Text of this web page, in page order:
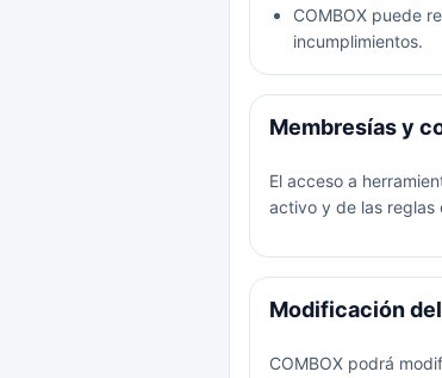
COMBOX puede
incumplimientos.
Membresías y
El acceso a
activo y de las reglas
Modificación
COMBOX podrá